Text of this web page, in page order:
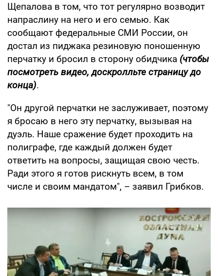
Щепалова в том, что тот регулярно возводит
напраслину на него и его семью. Как
сообщают федеральные СМИ России, он
достал из пиджака резиновую поношенную
перчатку и бросил в сторону обидчика (чтобы
посмотреть видео, доскролльте страницу до
конца).
"Он другой перчатки не заслуживает, поэтому
я бросаю в него эту перчатку, вызывая на
дуэль. Наше сражение будет проходить на
полиграфе, где каждый должен будет
ответить на вопросы, защищая свою честь.
Ради этого я готов рискнуть всем, в том
числе и своим мандатом", – заявил Грибков.